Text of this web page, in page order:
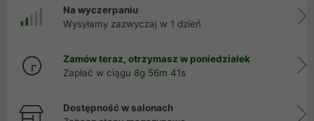
Na wyczerpaniu
Wysyłamy zazwyczaj w 1 dzień
Zamów teraz, otrzymasz w poniedziałek
Zapłać w ciągu 8g 56m 41s
Dostępność w salonach